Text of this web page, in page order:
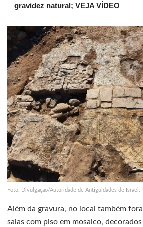
gravidez natural; VEJA VÍDEO
Foto: Divulgação/Autoridade de Antiguidades de Israel.
Além da gravura, no local também
salas com piso em mosaico,